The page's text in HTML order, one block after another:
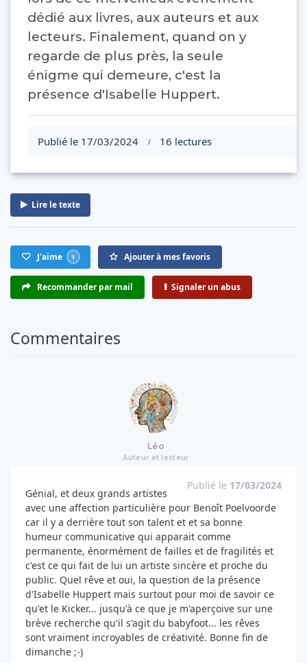
dédié aux livres, aux auteurs et aux
lecteurs. Finalement, quand on y
regarde de plus près, la seule
énigme qui demeure, c'est la
présence d'Isabelle Huppert.
Publié le 17/03/2024 / 16 lectures
Lire le texte
J'aime 1 Ajouter à mes favoris
Recommander par mail Signaler un abus
Commentaires
Léo
Auteur et lecteur
Publié le 17/03/2024
Génial, et deux grands artistes
avec une affection particulière pour Benoît Poelvoorde
car il y a derrière tout son talent et et sa bonne
humeur communicative qui apparait comme
permanente, énormément de failles et de fragilités et
c'est ce qui fait de lui un artiste sincère et proche du
public. Quel rêve et oui, la question de la présence
d'Isabelle Huppert mais surtout pour moi de savoir ce
qu'et le Kicker... jusqu'à ce que je m'aperçoive sur une
brève recherche qu'il s'agit du babyfoot... les rêves
sont vraiment incroyables de créativité. Bonne fin de
dimanche ;-)